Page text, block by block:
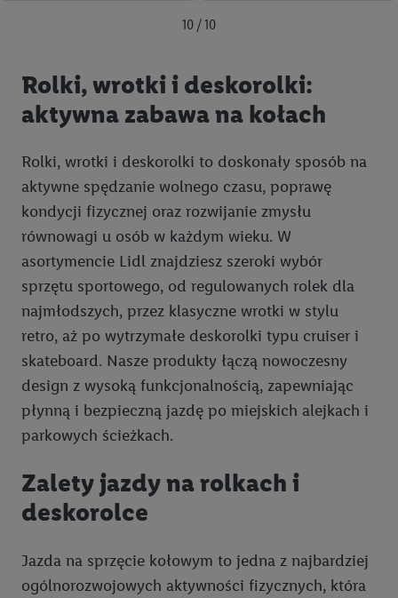
10 / 10
Rolki, wrotki i deskorolki:
aktywna zabawa na kołach
Rolki, wrotki i deskorolki to doskonały sposób na
aktywne spędzanie wolnego czasu, poprawę
kondycji fizycznej oraz rozwijanie zmysłu
równowagi u osób w każdym wieku. W
asortymencie Lidl znajdziesz szeroki wybór
sprzętu sportowego, od regulowanych rolek dla
najmłodszych, przez klasyczne wrotki w stylu
retro, aż po wytrzymałe deskorolki typu cruiser i
skateboard. Nasze produkty łączą nowoczesny
design z wysoką funkcjonalnością, zapewniając
płynną i bezpieczną jazdę po miejskich alejkach i
parkowych ścieżkach.
Zalety jazdy na rolkach i
deskorolce
Jazda na sprzęcie kołowym to jedna z najbardziej
ogólnorozwojowych aktywności fizycznych, która